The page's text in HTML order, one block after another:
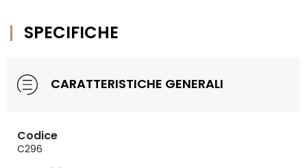
SPECIFICHE
CARATTERISTICHE GENERALI
Codice
C296